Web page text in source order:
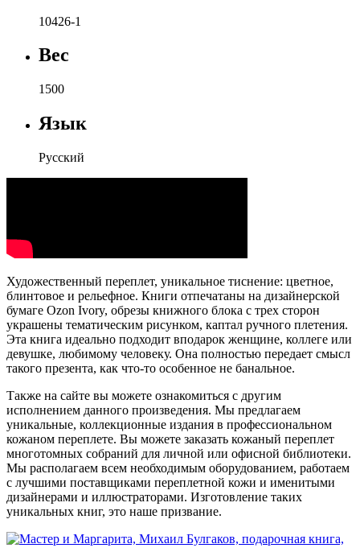
10426-1
Вес
1500
Язык
Русский
Художественный переплет, уникальное тиснение: цветное,
блинтовое и рельефное. Книги отпечатаны на дизайнерской
бумаге Ozon Ivory, обрезы книжного блока с трех сторон
украшены тематическим рисунком, каптал ручного плетения.
Эта книга идеально подходит вподарок женщине, коллеге или
девушке, любимому человеку. Она полностью передает смысл
такого презента, как что-то особенное не банальное.
Также на сайте вы можете ознакомиться с другим
исполнением данного произведения. Мы предлагаем
уникальные, коллекционные издания в профессиональном
кожаном переплете. Вы можете заказать кожаный переплет
многотомных собраний для личной или офисной библиотеки.
Мы располагаем всем необходимым оборудованием, работаем
с лучшими поставщиками переплетной кожи и именитыми
дизайнерами и иллюстраторами. Изготовление таких
уникальных книг, это наше призвание.